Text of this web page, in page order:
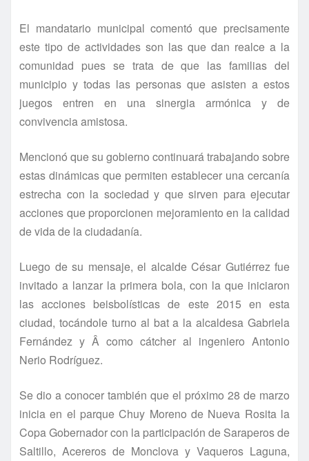
El mandatario municipal comentó que precisamente
este tipo de actividades son las que dan realce a la
comunidad pues se trata de que las familias del
municipio y todas las personas que asisten a estos
juegos entren en una sinergia armónica y de
convivencia amistosa.
Mencionó que su gobierno continuará trabajando sobre
estas dinámicas que permiten establecer una cercaní­a
estrecha con la sociedad y que sirven para ejecutar
acciones que proporcionen mejoramiento en la calidad
de vida de la ciudadaní­a.
Luego de su mensaje, el alcalde César Gutiérrez fue
invitado a lanzar la primera bola, con la que iniciaron
las acciones beisbolí­sticas de este 2015 en esta
ciudad, tocándole turno al bat a la alcaldesa Gabriela
Fernández y Â como cátcher al ingeniero Antonio
Nerio Rodrí­guez.
Se dio a conocer también que el próximo 28 de marzo
inicia en el parque Chuy Moreno de Nueva Rosita la
Copa Gobernador con la participación de Saraperos de
Saltillo, Acereros de Monclova y Vaqueros Laguna,